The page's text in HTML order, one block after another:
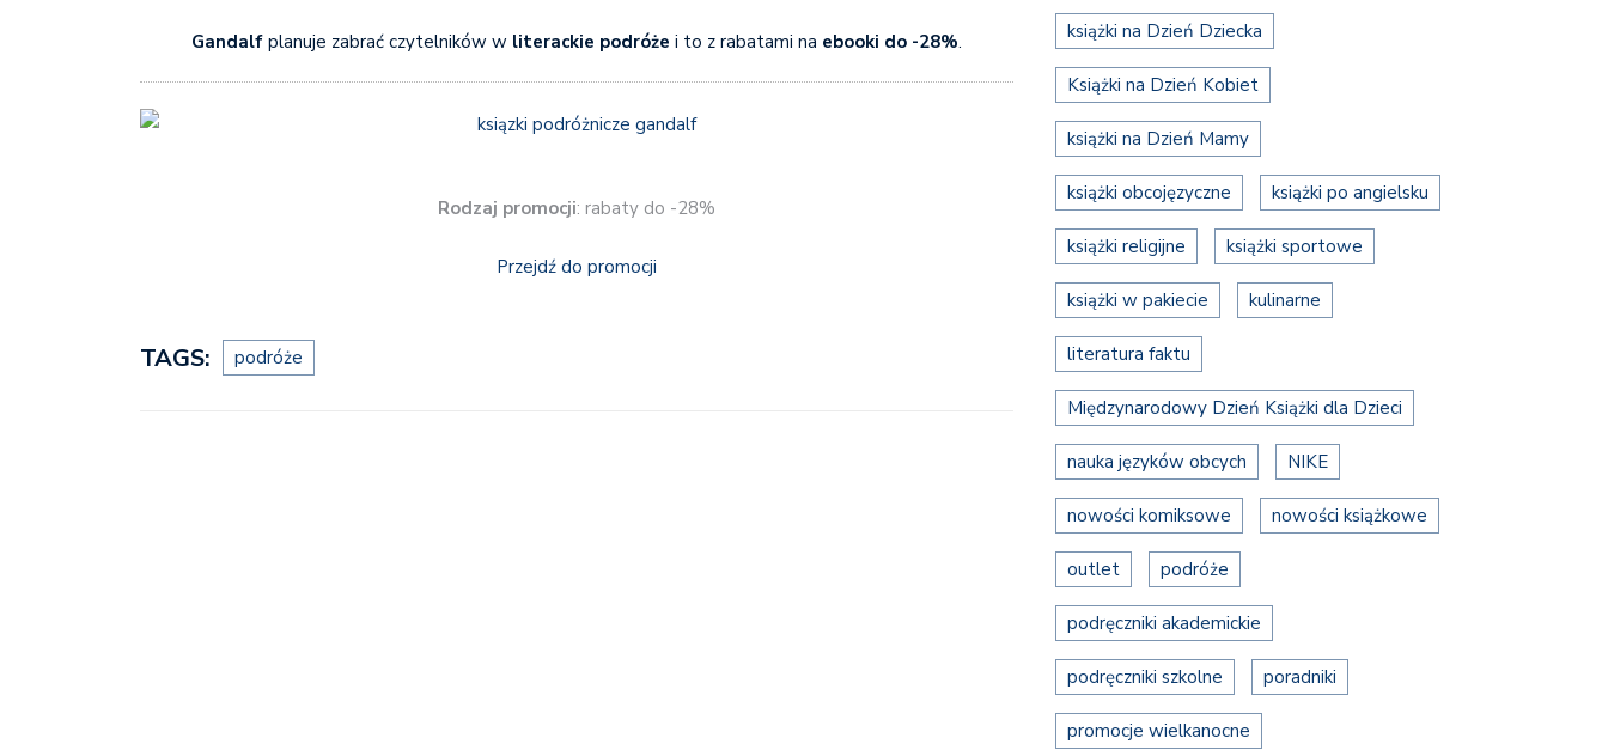
Gandalf planuje zabrać czytelników w literackie podróże i to z rabatami na ebooki do -28%.
Rodzaj promocji: rabaty do -28%
Przejdź do promocji
TAGS: podróże
książki na Dzień Dziecka
Książki na Dzień Kobiet
książki na Dzień Mamy
książki obcojęzyczne książki po angielsku
książki religijne książki sportowe
książki w pakiecie kulinarne
literatura faktu
Międzynarodowy Dzień Książki dla Dzieci
nauka języków obcych NIKE
nowości komiksowe nowości książkowe
outlet podróże
podręczniki akademickie
podręczniki szkolne poradniki
promocje wielkanocne